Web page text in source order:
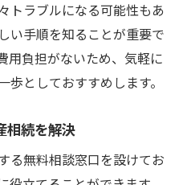
トラブルになる可能性もあ
い手順を知ることが重要で
用負担がないため、気軽に
としておすすめします。
相続を解決
る無料相談窓口を設けてお